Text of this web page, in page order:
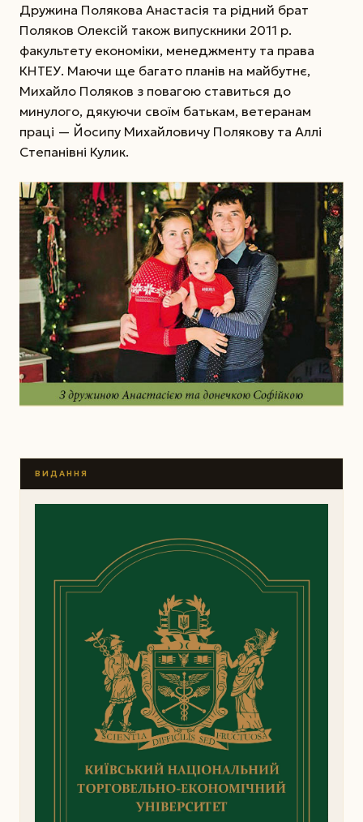
Дружина Полякова Анастасія та рідний брат
Поляков Олексій також випускники 2011 р.
факультету економіки, менеджменту та права
КНТЕУ. Маючи ще багато планів на майбутнє,
Михайло Поляков з повагою ставиться до
минулого, дякуючи своїм батькам, ветеранам
праці — Йосипу Михайловичу Полякову та Аллі
Степанівні Кулик.
ВИДАННЯ